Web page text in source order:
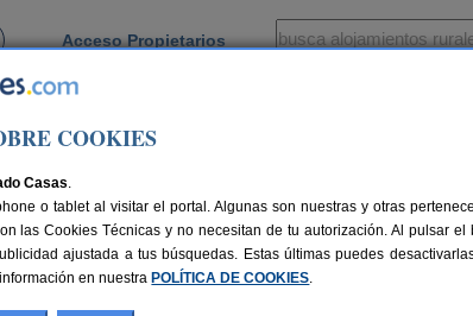
Acceso Propietarios
COOKIES
Casas.
o tablet al visitar el portal. Algunas son nuestras y otras
las Cookies Técnicas y no necesitan de tu autorización. Al pulsar el
ajustada a tus búsquedas. Estas últimas puedes
en nuestra POLÍTICA DE COOKIES.